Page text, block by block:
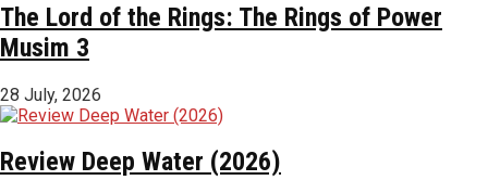
The Lord of the Rings: The Rings of Power
Musim 3
28 July, 2026
Review Deep Water (2026)